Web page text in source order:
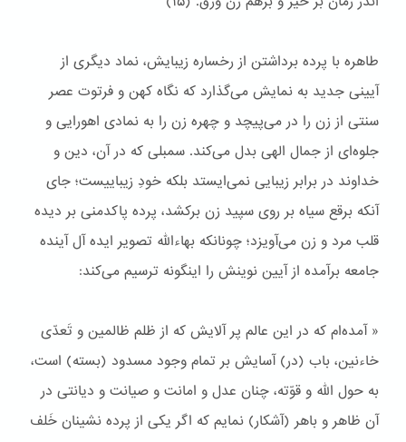
طاهره با پرده برداشتن از رخساره زیبایش، نماد دیگری از
آیینی جدید به نمایش می‌گذارد که نگاه کهن و فرتوت عصر
سنتی از زن را در می‌پیچد و چهره زن را به نمادی اهورایی و
جلوه‌ای از جمال الهی بدل می‌کند. سمبلی که در آن، دین و
خداوند در برابر زیبایی نمی‌ایستد بلکه خودِ زیباییست؛ جای
آنکه برقع سیاه بر روی سپید زن برکشد، پرده پاکدمنی بر دیده
قلب مرد و زن می‌آویزد؛ چونانکه بهاءالله تصویر ایده آل آینده
جامعه برآمده از آیین نوینش را اینگونه ترسیم می‌کند:
« آمده‌ام که در این عالم پر آلایش که از ظلم ظالمین و تَعدّی
خاءنین، باب (در) آسایش بر تمام وجود مسدود (بسته) است،
به حول الله و قوّته، چنان عدل و امانت و صیانت و دیانتی در
آن ظاهر و باهر (آشکار) نمایم که اگر یکی از پرده نشینان خَلف